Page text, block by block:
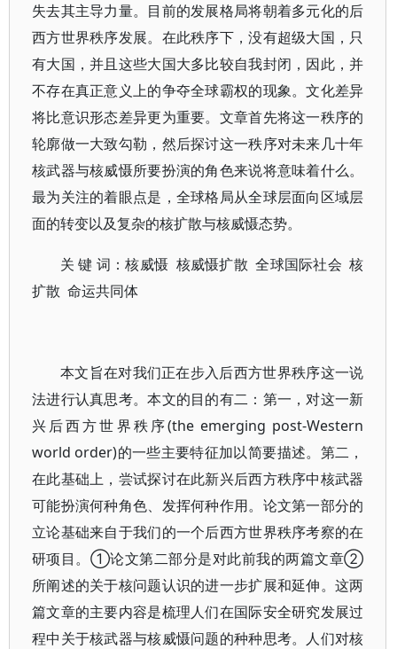
失去其主导力量。目前的发展格局将朝着多元化的后
西方世界秩序发展。在此秩序下，没有超级大国，只
有大国，并且这些大国大多比较自我封闭，因此，并
不存在真正意义上的争夺全球霸权的现象。文化差异
将比意识形态差异更为重要。文章首先将这一秩序的
轮廓做一大致勾勒，然后探讨这一秩序对未来几十年
核武器与核威慑所要扮演的角色来说将意味着什么。
最为关注的着眼点是，全球格局从全球层面向区域层
面的转变以及复杂的核扩散与核威慑态势。
关 键 词：核威慑 核威慑扩散 全球国际社会 核
扩散 命运共同体
本文旨在对我们正在步入后西方世界秩序这一说
法进行认真思考。本文的目的有二：第一，对这一新
兴后西方世界秩序(the emerging post-Western
world order)的一些主要特征加以简要描述。第二，
在此基础上，尝试探讨在此新兴后西方秩序中核武器
可能扮演何种角色、发挥何种作用。论文第一部分的
立论基础来自于我们的一个后西方世界秩序考察的在
研项目。①论文第二部分是对此前我的两篇文章②
所阐述的关于核问题认识的进一步扩展和延伸。这两
篇文章的主要内容是梳理人们在国际安全研究发展过
程中关于核武器与核威慑问题的种种思考。人们对核